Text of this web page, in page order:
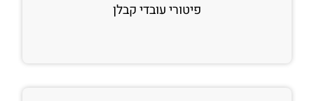
פיטורי עובדי קבלן